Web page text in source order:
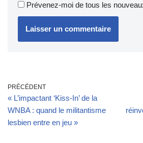
Prévenez-moi de tous les
PRÉCÉDENT
« L’impactant ‘Kiss-In’ de la
WNBA : quand le militantisme
lesbien entre en jeu »